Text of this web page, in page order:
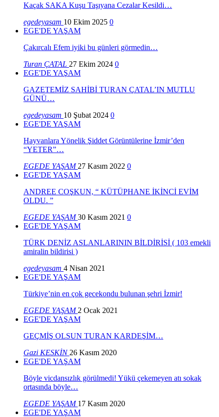
Kaçak SAKA Kuşu Taşıyana Cezalar Kesildi…
egedeyasam 10 Ekim 2025 0
EGE'DE YAŞAM
Çakırcalı Efem iyiki bu günleri görmedin…
Turan ÇATAL 27 Ekim 2024 0
EGE'DE YAŞAM
GAZETEMİZ SAHİBİ TURAN ÇATAL’IN MUTLU
GÜNÜ…
egedeyasam 10 Şubat 2024 0
EGE'DE YAŞAM
Hayvanlara Yönelik Şiddet Görüntülerine İzmir’den
“YETER”…
EGEDE YAŞAM 27 Kasım 2022 0
EGE'DE YAŞAM
ANDREE COŞKUN, “ KÜTÜPHANE İKİNCİ EVİM
OLDU. ”
EGEDE YAŞAM30 Kasım 2021 0
EGE'DE YAŞAM
TÜRK DENİZ ASLANLARININ BİLDİRİSİ ( 103 emekli
amiralin bildirisi )
egedeyasam 4 Nisan 2021
EGE'DE YAŞAM
Türkiye’nin en çok gecekondu bulunan şehri İzmir!
EGEDE YAŞAM 2 Ocak 2021
EGE'DE YAŞAM
GEÇMİŞ OLSUN TURAN KARDEŞİM…
Gazi KESKİN 26 Kasım 2020
EGE'DE YAŞAM
Böyle vicdansızlık görülmedi! Yükü çekemeyen atı sokak
ortasında böyle…
EGEDE YAŞAM 17 Kasım 2020
EGE'DE YAŞAM